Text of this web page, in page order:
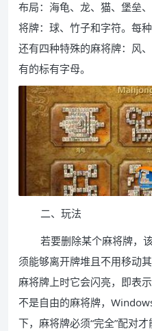
布局：海龟、龙、猫、堡垒
将牌：球、竹子和字符。每
还有四种特殊的麻将牌：风
有的标有字母。
二、玩法
若要删除某个麻将牌，
须能够离开牌堆且不用移动
麻将牌上时它会闪亮，即表
不是自由的麻将牌，
下，麻将牌必须“完全”配对